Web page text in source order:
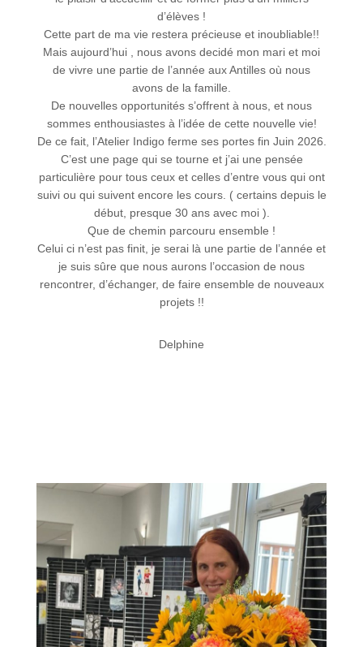
d’élèves !
Cette part de ma vie restera précieuse et inoubliable!!
Mais aujourd’hui , nous avons decidé mon mari et moi
de vivre une partie de l’année aux Antilles où nous
avons de la famille.
De nouvelles opportunités s’offrent à nous, et nous
sommes enthousiastes à l’idée de cette nouvelle vie!
De ce fait, l’Atelier Indigo ferme ses portes fin Juin 2026.
C’est une page qui se tourne et j’ai une pensée
particulière pour tous ceux et celles d’entre vous qui ont
suivi ou qui suivent encore les cours. ( certains depuis le
début, presque 30 ans avec moi ).
Que de chemin parcouru ensemble !
Celui ci n’est pas finit, je serai là une partie de l’année et
je suis sûre que nous aurons l’occasion de nous
rencontrer, d’échanger, de faire ensemble de nouveaux
projets !!
Delphine